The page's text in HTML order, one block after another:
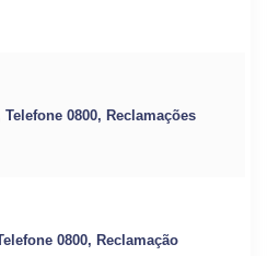
0800, Reclamações
0800, Reclamação